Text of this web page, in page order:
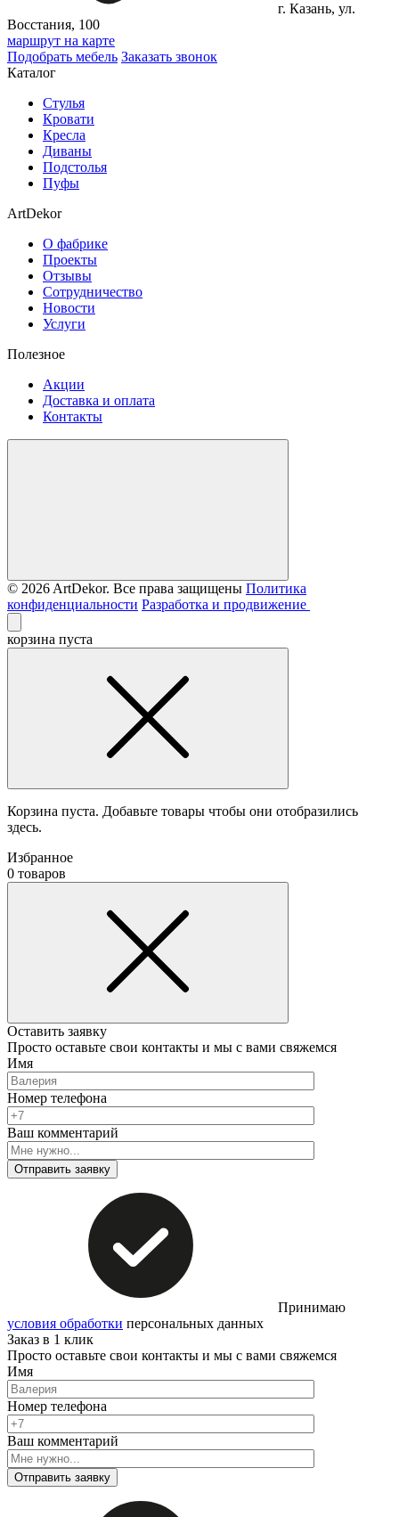
г. Казань, ул.
Восстания, 100
маршрут на карте
Подобрать мебель Заказать звонок
Каталог
Стулья
Кровати
Кресла
Диваны
Подстолья
Пуфы
ArtDekor
О фабрике
Проекты
Отзывы
Сотрудничество
Новости
Услуги
Полезное
Акции
Доставка и оплата
Контакты
© 2026 ArtDekor. Все права защищены Политика
конфиденциальности Разработка и продвижение
корзина пуста
Корзина пуста. Добавьте товары чтобы они отобразились
здесь.
Избранное
0 товаров
Оставить заявку
Просто оставьте свои контакты и мы с вами свяжемся
Имя
Номер телефона
Ваш комментарий
Отправить заявку
Принимаю
условия обработки персональных данных
Заказ в 1 клик
Просто оставьте свои контакты и мы с вами свяжемся
Имя
Номер телефона
Ваш комментарий
Отправить заявку